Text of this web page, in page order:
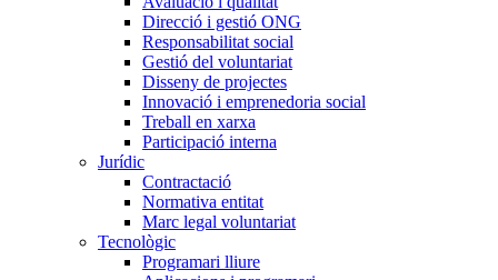
Direcció i gestió ONG
Responsabilitat social
Gestió del voluntariat
Disseny de projectes
Innovació i emprenedoria social
Treball en xarxa
Participació interna
Jurídic
Contractació
Normativa entitat
Marc legal voluntariat
Tecnològic
Programari lliure